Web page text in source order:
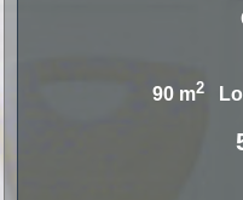
90 m2